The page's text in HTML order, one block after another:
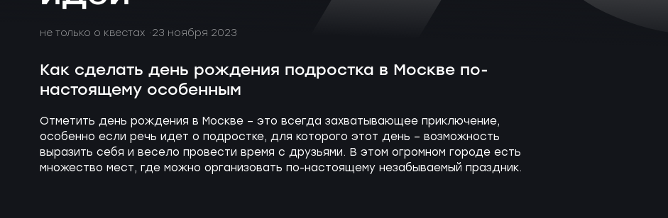
не только о квестах 23 ноября 2023
Как сделать день рождения подростка в Москве по-
настоящему особенным
Отметить день рождения в Москве – это всегда захватывающее приключение,
особенно если речь идет о подростке, для которого этот день – возможность
выразить себя и весело провести время с друзьями. В этом огромном городе есть
множество мест, где можно организовать по-настоящему незабываемый праздник.